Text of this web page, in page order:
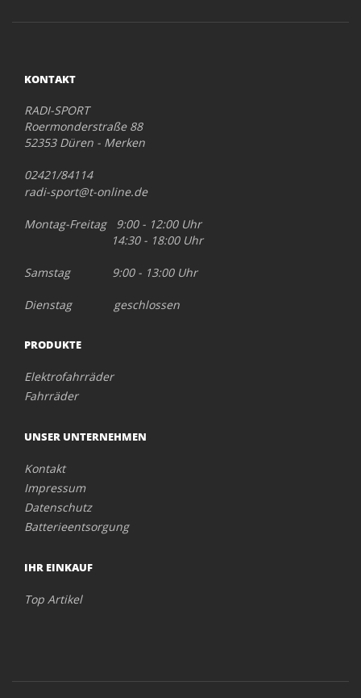
KONTAKT
RADI-SPORT
Roermonderstraße 88
52353 Düren - Merken
02421/84114
radi-sport@t-online.de
Montag-Freitag 9:00 - 12:00 Uhr
14:30 - 18:00 Uhr
Samstag 9:00 - 13:00 Uhr
Dienstag geschlossen
PRODUKTE
Elektrofahrräder
Fahrräder
UNSER UNTERNEHMEN
Kontakt
Impressum
Datenschutz
Batterieentsorgung
IHR EINKAUF
Top Artikel